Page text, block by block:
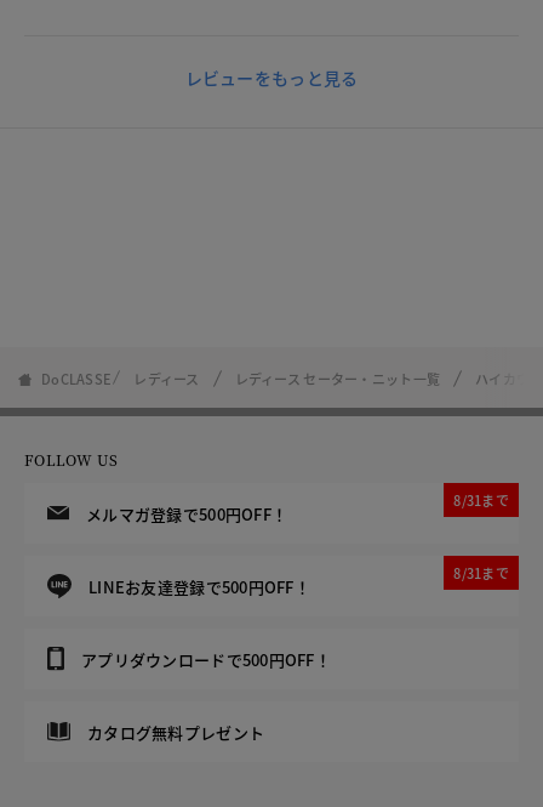
レビューをもっと見る
DoCLASSE レディース レディース セーター・ニット一覧 ハイカウ
FOLLOW US
メルマガ登録で500円OFF！
8/31まで
LINEお友達登録で500円OFF！
8/31まで
アプリダウンロードで500円OFF！
カタログ無料プレゼント